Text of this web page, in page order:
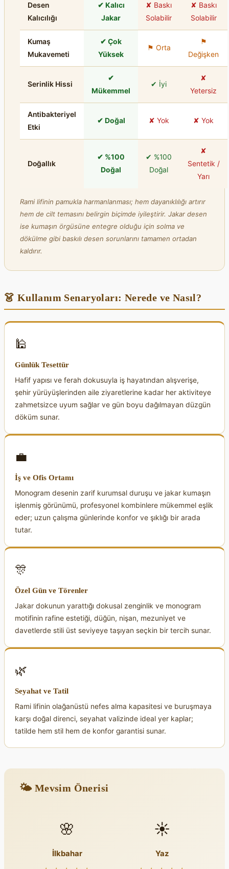
Desen
Kalıcılığı
✔ Kalıcı
Jakar
✘ Baskı
Solabilir
✘ Baskı
Solabilir
Kumaş
Mukavemeti
✔ Çok
Yüksek
⚑ Orta
⚑
Değişken
Serinlik Hissi
✔
Mükemmel
✔ İyi
✘
Yetersiz
Antibakteriyel
Etki
✔ Doğal ✘ Yok ✘ Yok
Doğallık
✔ %100
Doğal
✔ %100
Doğal
✘
Sentetik /
Yarı
Rami lifinin pamukla harmanlanması; hem dayanıklılığı artırır
hem de cilt temasını belirgin biçimde iyileştirir. Jakar desen
ise kumaşın örgüsüne entegre olduğu için solma ve
dökülme gibi baskılı desen sorunlarını tamamen ortadan
kaldırır.
👗 Kullanım Senaryoları: Nerede ve Nasıl?
🕌
Günlük Tesettür
Hafif yapısı ve ferah dokusuyla iş hayatından alışverişe,
şehir yürüyüşlerinden aile ziyaretlerine kadar her aktiviteye
zahmetsizce uyum sağlar ve gün boyu dağılmayan düzgün
döküm sunar.
💼
İş ve Ofis Ortamı
Monogram desenin zarif kurumsal duruşu ve jakar kumaşın
işlenmiş görünümü, profesyonel kombinlere mükemmel eşlik
eder; uzun çalışma günlerinde konfor ve şıklığı bir arada
tutar.
🎊
Özel Gün ve Törenler
Jakar dokunun yarattığı dokusal zenginlik ve monogram
motifinin rafine estetiği, düğün, nişan, mezuniyet ve
davetlerde stili üst seviyeye taşıyan seçkin bir tercih sunar.
🌿
Seyahat ve Tatil
Rami lifinin olağanüstü nefes alma kapasitesi ve buruşmaya
karşı doğal direnci, seyahat valizinde ideal yer kaplar;
tatilde hem stil hem de konfor garantisi sunar.
🌤 Mevsim Önerisi
🌸
İlkbahar
☀️
Yaz